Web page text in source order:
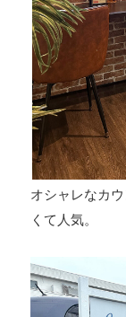
オシャレなカ
くて人気。